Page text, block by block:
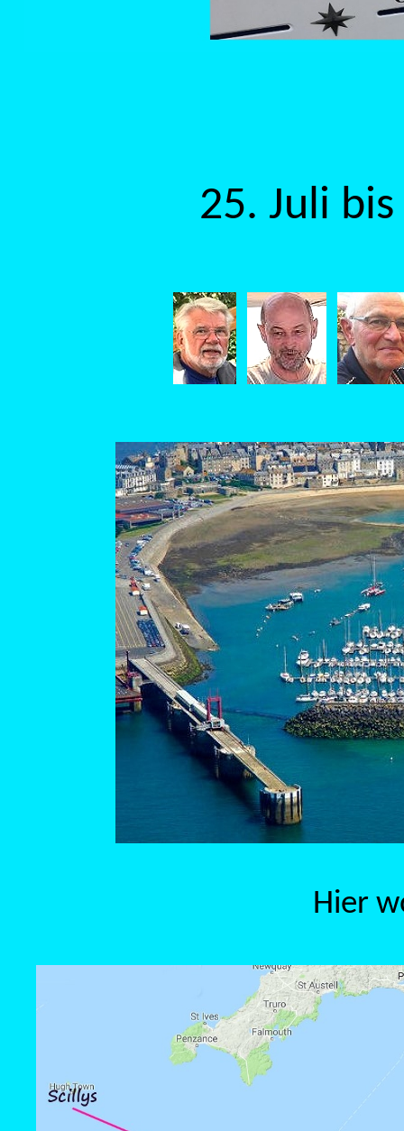
25. Juli
Hier